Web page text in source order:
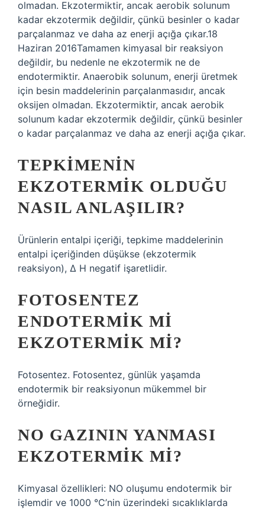
olmadan. Ekzotermiktir, ancak aerobik solunum
kadar ekzotermik değildir, çünkü besinler o kadar
parçalanmaz ve daha az enerji açığa çıkar.18
Haziran 2016Tamamen kimyasal bir reaksiyon
değildir, bu nedenle ne ekzotermik ne de
endotermiktir. Anaerobik solunum, enerji üretmek
için besin maddelerinin parçalanmasıdır, ancak
oksijen olmadan. Ekzotermiktir, ancak aerobik
solunum kadar ekzotermik değildir, çünkü besinler
o kadar parçalanmaz ve daha az enerji açığa çıkar.
TEPKIMENIN
EKZOTERMIK OLDUĞU
NASIL ANLAŞILIR?
Ürünlerin entalpi içeriği, tepkime maddelerinin
entalpi içeriğinden düşükse (ekzotermik
reaksiyon), ∆ H negatif işaretlidir.
FOTOSENTEZ
ENDOTERMIK MI
EKZOTERMIK MI?
Fotosentez. Fotosentez, günlük yaşamda
endotermik bir reaksiyonun mükemmel bir
örneğidir.
NO GAZININ YANMASI
EKZOTERMIK MI?
Kimyasal özellikleri: NO oluşumu endotermik bir
işlemdir ve 1000 °C’nin üzerindeki sıcaklıklarda